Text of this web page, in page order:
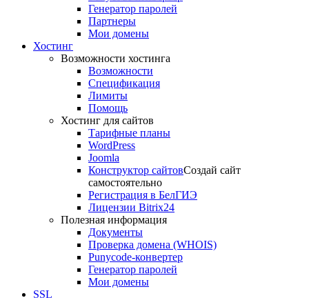
Генератор паролей
Партнеры
Мои домены
Хостинг
Возможности хостинга
Возможности
Спецификация
Лимиты
Помощь
Хостинг для сайтов
Тарифные планы
WordPress
Joomla
Конструктор сайтовСоздай сайт
самостоятельно
Регистрация в БелГИЭ
Лицензии Bitrix24
Полезная информация
Документы
Проверка домена (WHOIS)
Punycode-конвертер
Генератор паролей
Мои домены
SSL